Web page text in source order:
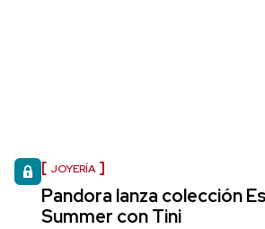
JOYERÍA
Pandora lanza colección
Summer con Tini